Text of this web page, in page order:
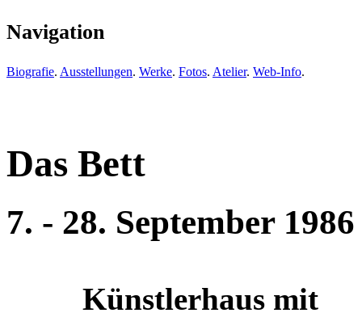
Navigation
Biografie. Ausstellungen. Werke. Fotos. Atelier. Web-Info.
Das Bett
7. - 28. September 1986
Künstlerhaus mit